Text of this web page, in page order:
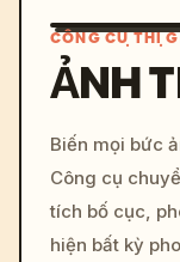
CÔNG CỤ THỊ
ẢNH
Biến mọi bức
Công cụ
tích bố cục,
hiện bất kỳ